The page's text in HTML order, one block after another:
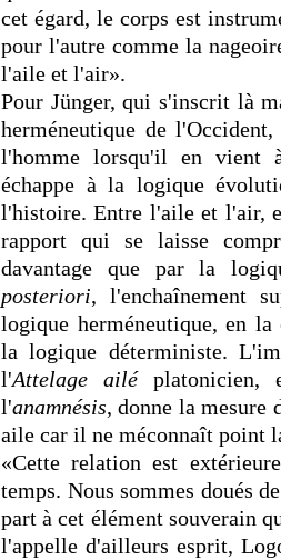
cet égard, le corps est
pour l'autre comme la
l'aile et l'air».
Pour Jünger, qui s'inscrit là
herméneutique de
l'homme lorsqu'il en vient
échappe à la logique
l'histoire. Entre l'aile et l'air,
rapport qui se laisse
davantage que par la
posteriori, l'enchaînement
logique herméneutique, en la
la logique déterministe.
l'Attelage ailéplatonicien,
l'anamnésis, donne la mesure
aile car il ne méconnaît point
«Cette relation est
temps. Nous sommes doués
part à cet élément souverain
l'appelle d'ailleurs esprit,